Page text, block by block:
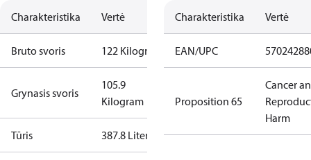
Charakteristika Vertė
Bruto svoris 122 Kilogram
Grynasis svoris
105.9
Kilogram
Tūris 387.8 Liter
Charakteristika Vertė
EAN/UPC
Proposition 65
Cancer
Harm